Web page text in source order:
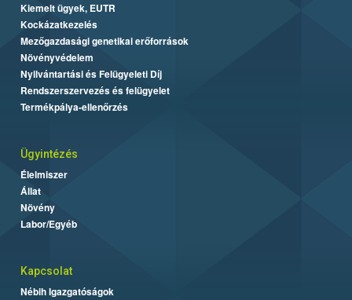
Kiemelt ügyek, EUTR
Kockázatkezelés
Mezőgazdasági genetikai erőforrások
Növényvédelem
Nyilvántartási és Felügyeleti Díj
Rendszerszervezés és felügyelet
Termékpálya-ellenőrzés
Ügyintézés
Élelmiszer
Állat
Növény
Labor/Egyéb
Kapcsolat
Nébih Igazgatóságok